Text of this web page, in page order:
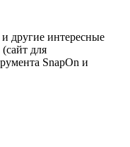
другие интересные
для
SnapOn и